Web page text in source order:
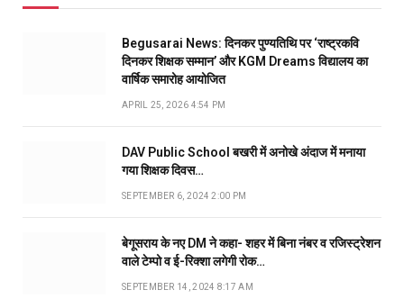
Begusarai News: दिनकर पुण्यतिथि पर ‘राष्ट्रकवि
दिनकर शिक्षक सम्मान’ और KGM Dreams विद्यालय का
वार्षिक समारोह आयोजित
APRIL 25, 2026 4:54 PM
DAV Public School बखरी में अनोखे अंदाज में मनाया
गया शिक्षक दिवस…
SEPTEMBER 6, 2024 2:00 PM
बेगूसराय के नए DM ने कहा- शहर में बिना नंबर व रजिस्ट्रेशन
वाले टेम्पो व ई-रिक्शा लगेगी रोक…
SEPTEMBER 14, 2024 8:17 AM